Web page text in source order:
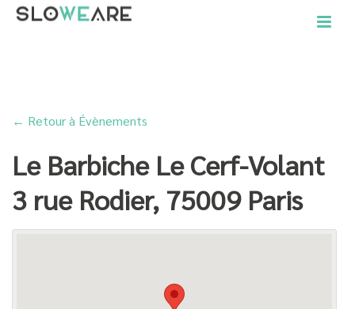
← Retour à Évènements
Le Barbiche Le Cerf-Volant
3 rue Rodier, 75009 Paris